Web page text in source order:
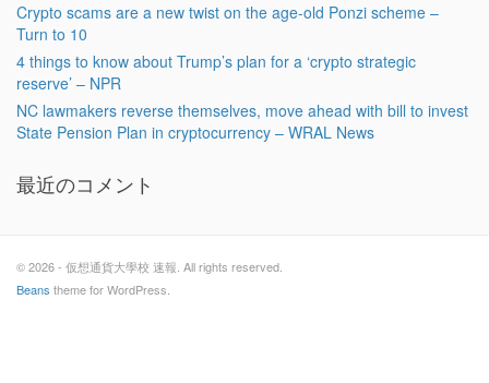
Crypto scams are a new twist on the age-old Ponzi scheme –
Turn to 10
4 things to know about Trump’s plan for a ‘crypto strategic
reserve’ – NPR
NC lawmakers reverse themselves, move ahead with bill to invest
State Pension Plan in cryptocurrency – WRAL News
最近のコメント
© 2026 - 仮想通貨大學校 速報. All rights reserved.
Beans theme for WordPress.